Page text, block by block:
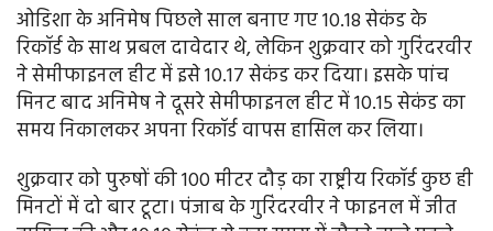
ओडिशा के अनिमेष पिछले साल बनाए गए 10.18 सेकंड के
रिकॉर्ड के साथ प्रबल दावेदार थे, लेकिन शुक्रवार को गुरिंदरवीर
ने सेमीफाइनल हीट में इसे 10.17 सेकंड कर दिया। इसके पांच
मिनट बाद अनिमेष ने दूसरे सेमीफाइनल हीट में 10.15 सेकंड का
समय निकालकर अपना रिकॉर्ड वापस हासिल कर लिया।
शुक्रवार को पुरुषों की 100 मीटर दौड़ का राष्ट्रीय रिकॉर्ड कुछ ही
मिनटों में दो बार टूटा। पंजाब के गुरिंदरवीर ने फाइनल में जीत